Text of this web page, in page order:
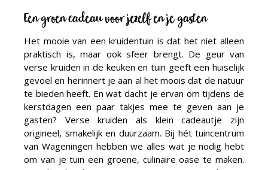
Een groen cadeau voor jezelf en je gasten
Het mooie van een kruidentuin is dat het niet alleen
praktisch is, maar ook sfeer brengt. De geur van
verse kruiden in de keuken en tuin geeft een huiselijk
gevoel en herinnert je aan al het moois dat de natuur
te bieden heeft. En wat dacht je ervan om tijdens de
kerstdagen een paar takjes mee te geven aan je
gasten? Verse kruiden als klein cadeautje zijn
origineel, smakelijk en duurzaam. Bij hét tuincentrum
van Wageningen hebben we alles wat je nodig hebt
om van je tuin een groene, culinaire oase te maken.